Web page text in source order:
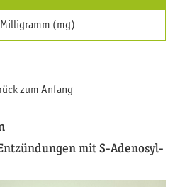
(mg)
zum Anfang
mit S-Adenosyl-